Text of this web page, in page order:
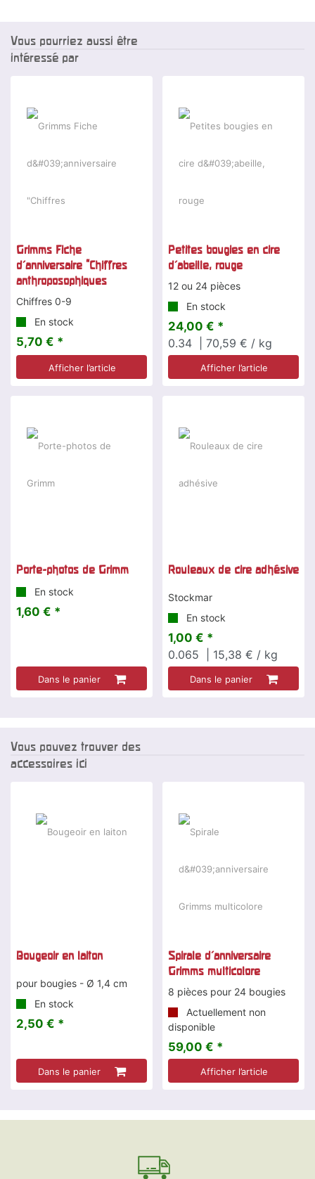
Vous pourriez aussi être
intéressé par
Grimms Fiche
d'anniversaire "Chiffres
anthroposophiques
Chiffres 0-9
En stock
5,70 € *
Afficher l’article
Petites bougies en cire
d'abeille, rouge
12 ou 24 pièces
En stock
24,00 € *
0.34
| 70,59 € / kg
Afficher l’article
Porte-photos de Grimm
En stock
1,60 € *
Dans le panier
Rouleaux de cire adhésive
Stockmar
En stock
1,00 € *
0.065
| 15,38 € / kg
Dans le panier
Vous pouvez trouver des
accessoires ici
Bougeoir en laiton
pour bougies - Ø 1,4 cm
En stock
2,50 € *
Dans le panier
Spirale d'anniversaire
Grimms multicolore
8 pièces pour 24 bougies
Actuellement non
disponible
59,00 € *
Afficher l’article